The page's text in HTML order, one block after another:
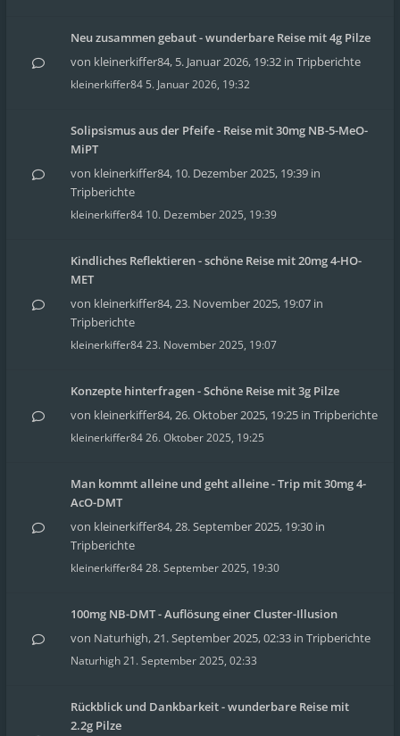
Neu zusammen gebaut - wunderbare Reise mit 4g Pilze
von kleinerkiffer84, 5. Januar 2026, 19:32 in Tripberichte
kleinerkiffer84 5. Januar 2026, 19:32
Solipsismus aus der Pfeife - Reise mit 30mg NB-5-MeO-
MiPT
von kleinerkiffer84, 10. Dezember 2025, 19:39 in
Tripberichte
kleinerkiffer84 10. Dezember 2025, 19:39
Kindliches Reflektieren - schöne Reise mit 20mg 4-HO-
MET
von kleinerkiffer84,23. November 2025, 19:07 in
Tripberichte
kleinerkiffer8423. November 2025, 19:07
Konzepte hinterfragen - Schöne Reise mit 3g Pilze
von kleinerkiffer84,26. Oktober 2025, 19:25 in Tripberichte
kleinerkiffer8426. Oktober 2025, 19:25
Man kommt alleine und geht alleine - Trip mit 30mg 4-
AcO-DMT
von kleinerkiffer84,28. September 2025, 19:30 in
Tripberichte
kleinerkiffer8428. September 2025, 19:30
100mg NB-DMT - Auflösung einer Cluster-Illusion
von Naturhigh,21. September 2025, 02:33 in Tripberichte
Naturhigh21. September 2025, 02:33
Rückblick und Dankbarkeit - wunderbare Reise mit
2.2g Pilze